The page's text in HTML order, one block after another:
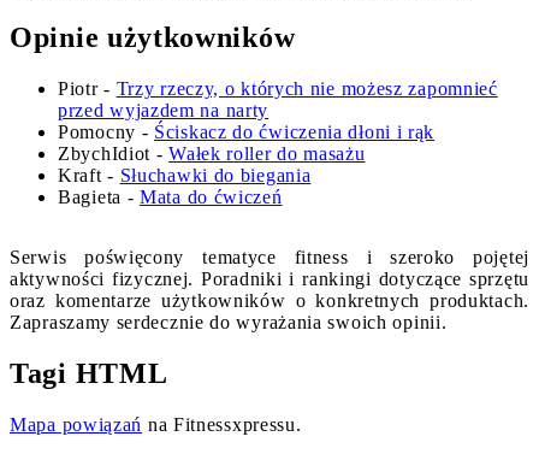
Opinie użytkowników
Piotr- Trzy rzeczy, o których nie możesz zapomnieć
przed wyjazdem na narty
Pomocny - Ściskacz do ćwiczenia dłoni i rąk
ZbychIdiot -Wałek roller do masażu
Kraft - Słuchawki do biegania
Bagieta -Mata do ćwiczeń
Serwis poświęcony tematyce fitness i szeroko pojętej
aktywności fizycznej. Poradniki i rankingi dotyczące sprzętu
oraz komentarze użytkowników o konkretnych produktach.
Zapraszamy serdecznie do wyrażania swoich opinii.
Tagi HTML
Mapa powiązań na Fitnessxpressu.